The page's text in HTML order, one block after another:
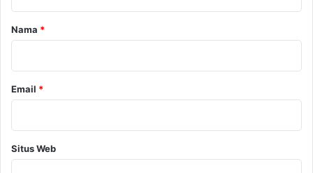
rNama *
Email *
Situs Web